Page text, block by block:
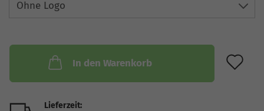
In den Warenkorb
Lieferzeit: